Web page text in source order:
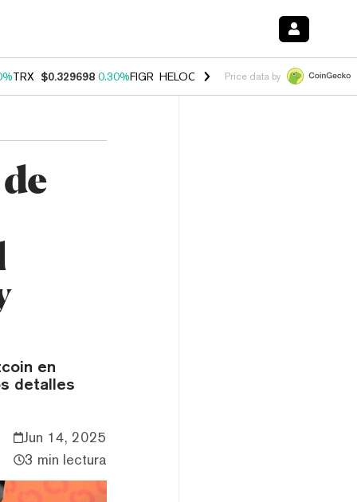
TRX $0.329698 0.30%FIGR_HELOC $1.001 -2.70%HYPE $54.28
Price data by
en
detalles
Jun 14, 2025
3 min lectura